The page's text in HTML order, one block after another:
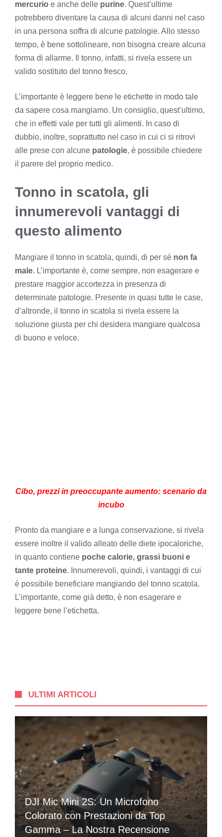
mercurio e anche delle purine. Quest’ultime
potrebbero diventare la causa di alcuni danni nel caso
in una persona soffra di alcune patologie. Allo stesso
tempo, è bene sottolineare, non bisogna creare alcuna
forma di allarme. Il tonno, infatti, si rivela essere un
valido sostituto del tonno fresco.
L’importante è leggere bene le etichette in modo tale
da sapere cosa mangiamo. Un consiglio, quest’ultimo,
che in effetti vale per tutti gli alimenti. In caso di
dubbio, inoltre, soprattutto nel caso in cui ci si ritrovi
alle prese con alcune patologie, è possibile chiedere
il parere del proprio medico.
Tonno in scatola, gli
innumerevoli vantaggi di
questo alimento
Mangiare il tonno in scatola, quindi, di per sé non fa
male. L’importante è, come sempre, non esagerare e
prestare maggior accortezza in presenza di
determinate patologie. Presente in quasi tutte le case,
d’altronde, il tonno in scatola si rivela essere la
soluzione giusta per chi desidera mangiare qualcosa
di buono e veloce.
Cibo, prezzi in preoccupante aumento: scenario da
incubo
Pronto da mangiare e a lunga conservazione, si rivela
essere inoltre il valido alleato delle diete ipocaloriche,
in quanto contiene poche calorie, grassi buoni e
tante proteine. Innumerevoli, quindi, i vantaggi di cui
è possibile beneficiare mangiando del tonno scatola.
L’importante, come già detto, è non esagerare e
leggere bene l’etichetta.
ULTIMI ARTICOLI
DJI Mic Mini 2S: Un Microfono
Colorato con Prestazioni da Top
Gamma – La Nostra Recensione